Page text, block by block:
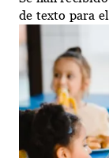
de texto para